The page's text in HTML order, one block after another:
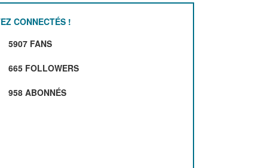
CONNECTÉS !
5907 FANS
665 FOLLOWERS
958 ABONNÉS